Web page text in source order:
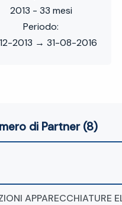
2013 - 33 mesi
Periodo:
2013 → 31-08-2016
di Partner (8)
APPARECCHIATURE